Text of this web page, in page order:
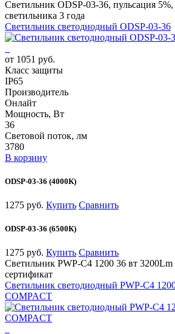
Светильник ODSP-03-36, пульсация 5%,
светильника 3 года
Светильник светодиодный ODSP-03-36
от 1051 руб.
Класс защиты
IP65
Производитель
Онлайт
Мощность, Вт
36
Световой поток, лм
3780
В корзину
ODSP-03-36 (4000К)
1275 руб. Купить Сравнить
ODSP-03-36 (6500К)
1275 руб. Купить Сравнить
Светильник PWP-С4 1200 36 вт
сертификат
Светильник светодиодный PWP-С4
COMPACT